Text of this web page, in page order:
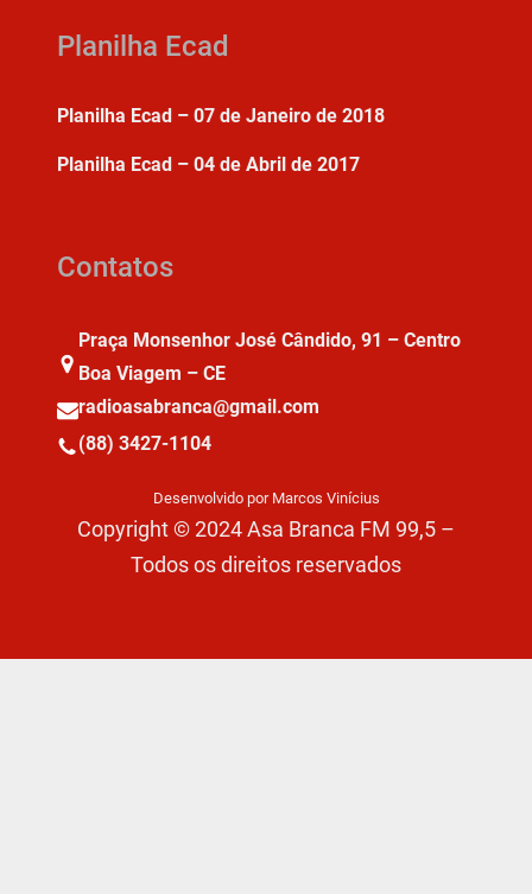
Planilha Ecad
Planilha Ecad – 07 de Janeiro de 2018
Planilha Ecad – 04 de Abril de 2017
Contatos
Praça Monsenhor José Cândido, 91 – Centro
Boa Viagem – CE
radioasabranca@gmail.com
(88) 3427-1104
Desenvolvido por Marcos Vinícius
Copyright © 2024 Asa Branca FM 99,5 –
Todos os direitos reservados